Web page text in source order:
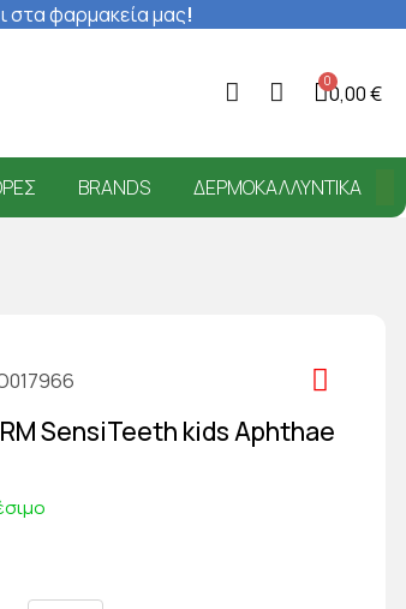
στα φαρμακεία μας!
0,00 €
BRANDS ΔΕΡΜΟΚΑΛΛΥΝΤΙΚΆ
SensiTeeth kids Aphthae